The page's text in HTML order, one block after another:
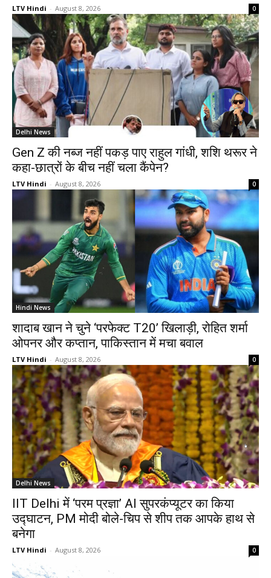
LTV Hindi - August 8, 2026 0
Delhi News
Gen Z की नब्ज नहीं पकड़ पाए राहुल गांधी, शशि थरूर ने
कहा-छात्रों के बीच नहीं चला कैंपेन?
LTV Hindi - August 8, 2026 0
Hindi News
शादाब खान ने चुने ‘परफेक्ट T20’ खिलाड़ी, रोहित शर्मा
ओपनर और कप्तान, पाकिस्तान में मचा बवाल
LTV Hindi - August 8, 2026 0
Delhi News
IIT Delhi में ‘परम प्रज्ञा’ AI सुपरकंप्यूटर का किया
उद्घाटन, PM मोदी बोले-चिप से शीप तक आपके हाथ से
बनेगा
LTV Hindi - August 8, 2026 0